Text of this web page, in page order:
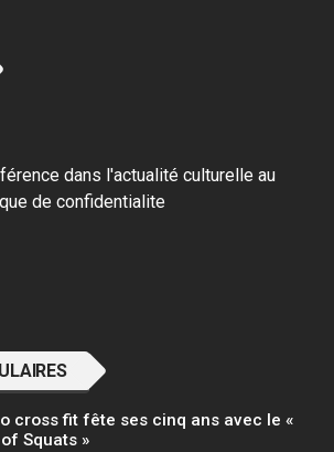
dans l'actualité culturelle au
de confidentialite
cross fit fête ses cinq ans avec le «
Squats »